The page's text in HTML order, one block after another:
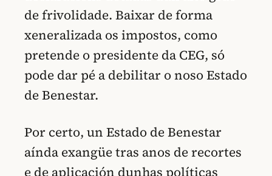
de frivolidade. Baixar de forma
xeneralizada os impostos, como
pretende o presidente da CEG, só
pode dar pé a debilitar o noso Estado
de Benestar.
Por certo, un Estado de Benestar
aínda exangüe tras anos de recortes
e de aplicación dunhas políticas